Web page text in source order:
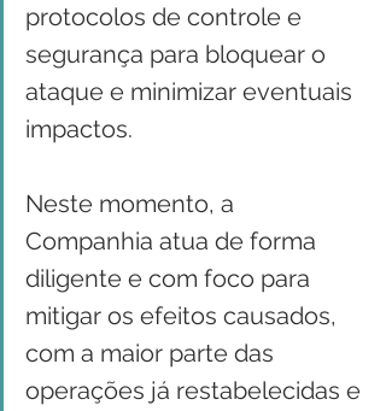
protocolos de controle e
segurança para bloquear o
ataque e minimizar eventuais
impactos.
Neste momento, a
Companhia atua de forma
diligente e com foco para
mitigar os efeitos causados,
com a maior parte das
operações já restabelecidas e